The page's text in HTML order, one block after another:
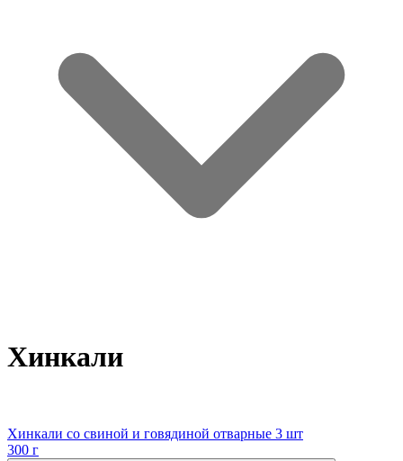
Хинкали
Хинкали со свиной и говядиной отварные 3 шт
300 г